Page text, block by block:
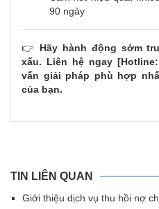
90 ngày
👉 Hãy hành động sớm
xấu. Liên hệ ngay
vấn giải pháp phù hợp
của bạn.
TIN LIÊN QUAN
Giới thiệu dịch vụ thu hồi nợ